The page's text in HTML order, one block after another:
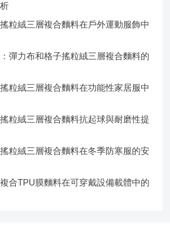
粒絨三層複合麵料在戶外運動服飾中
彈力布和格子搖粒絨三層複合麵料的
粒絨三層複合麵料在功能性家居服中
粒絨三層複合麵料抗起球與耐磨性提
粒絨三層複合麵料在冬季防寒服的安
合TPU膜麵料在可穿戴設備載體中的